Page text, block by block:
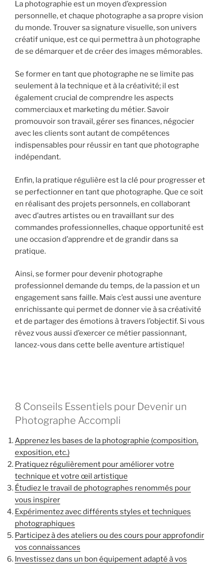
La photographie est un moyen d’expression
personnelle, et chaque photographe a sa propre vision
du monde. Trouver sa signature visuelle, son univers
créatif unique, est ce qui permettra à un photographe
de se démarquer et de créer des images mémorables.
Se former en tant que photographe ne se limite pas
seulement à la technique et à la créativité; il est
également crucial de comprendre les aspects
commerciaux et marketing du métier. Savoir
promouvoir son travail, gérer ses finances, négocier
avec les clients sont autant de compétences
indispensables pour réussir en tant que photographe
indépendant.
Enfin, la pratique régulière est la clé pour progresser et
se perfectionner en tant que photographe. Que ce soit
en réalisant des projets personnels, en collaborant
avec d’autres artistes ou en travaillant sur des
commandes professionnelles, chaque opportunité est
une occasion d’apprendre et de grandir dans sa
pratique.
Ainsi, se former pour devenir photographe
professionnel demande du temps, de la passion et un
engagement sans faille. Mais c’est aussi une aventure
enrichissante qui permet de donner vie à sa créativité
et de partager des émotions à travers l’objectif. Si vous
rêvez vous aussi d’exercer ce métier passionnant,
lancez-vous dans cette belle aventure artistique!
8 Conseils Essentiels pour Devenir un
Photographe Accompli
Apprenez les bases de la photographie (composition,
exposition, etc.)
Pratiquez régulièrement pour améliorer votre
technique et votre œil artistique
Étudiez le travail de photographes renommés pour
vous inspirer
Expérimentez avec différents styles et techniques
photographiques
Participez à des ateliers ou des cours pour approfondir
vos connaissances
Investissez dans un bon équipement adapté à vos